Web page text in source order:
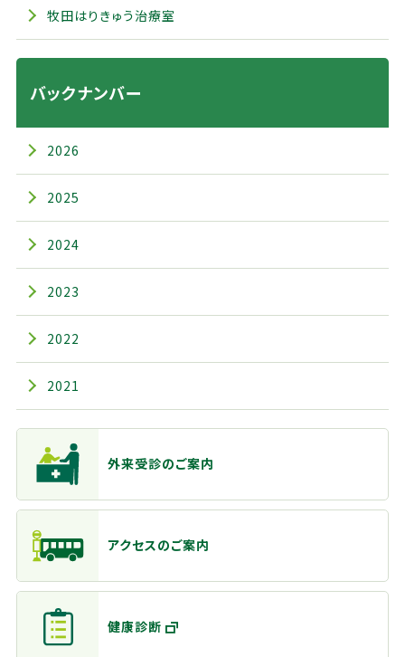
牧田はりきゅう治療室
バックナンバー
2026
2025
2024
2023
2022
2021
主なメニュー
外来受診のご案内
アクセスのご案内
健康診断